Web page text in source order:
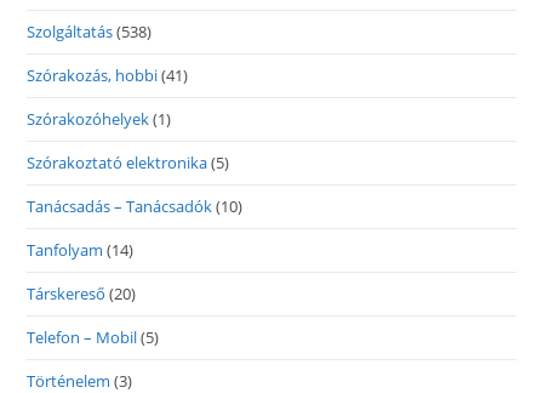
Szolgáltatás(538)
Szórakozás, hobbi(41)
Szórakozóhelyek(1)
Szórakoztató elektronika(5)
Tanácsadás – Tanácsadók(10)
Tanfolyam (14)
Társkereső (20)
Telefon – Mobil(5)
Történelem (3)